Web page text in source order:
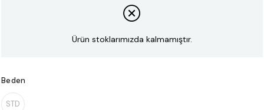
Ürün stoklarımızda kalmamıştır.
Beden
STD